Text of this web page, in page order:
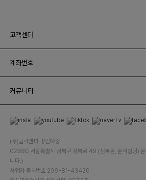
고객센터
계좌번호
커뮤니티
(주)클릭앤퍼니/김예중
02880 서울특별시 성북구 성북로 49 (성북동, 운석빌딩) 운
니다.)
사업자 등록번호 209-81-43420